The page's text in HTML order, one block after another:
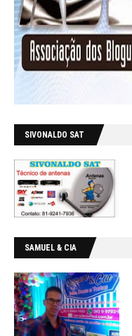
SIVONALDO SAT
SAMUEL & CIA